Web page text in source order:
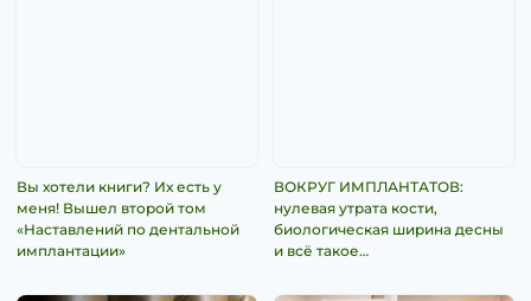
Вы хотели книги? Их есть у
меня! Вышел второй том
«Наставлений по дентальной
имплантации»
ВОКРУГ ИМПЛАНТАТОВ:
нулевая утрата кости,
биологическая ширина десны
и всё такое…